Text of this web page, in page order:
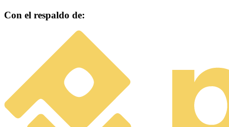
Con el respaldo de: